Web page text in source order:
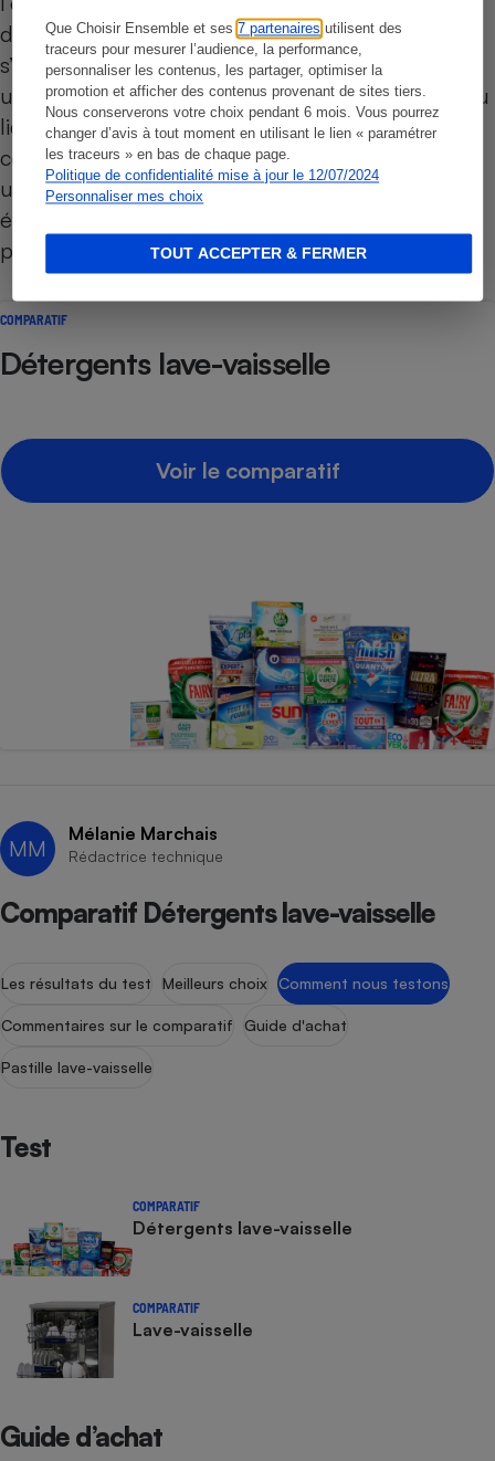
Que Choisir Ensemble et ses7 partenaires utilisent des
traceurs pour mesurer l’audience, la performance,
personnaliser les contenus, les partager, optimiser la
promotion et afficher des contenus provenant de sites tiers.
Nous conserverons votre choix pendant 6 mois. Vous pourrez
changer d’avis à tout moment en utilisant le lien « paramétrer
les traceurs » en bas de chaque page.
Politique de confidentialité mise à jour le 12/07/2024
Personnaliser mes choix
TOUT ACCEPTER & FERMER
dissoudre. Les exigences réglementaires qui
s’appliquent aux capsules de lessive portent
uniquement sur les compartiments contenants du
liquide. Nous avons étendu ce test aux
compartiments contenant de la poudre, auxquels
un enfant peut également être exposé. Notre
évaluation est toutefois un peu moins sévère
pour ces derniers.
COMPARATIF
Détergents lave-vaisselle
Voir le comparatif
MM
Mélanie Marchais
Rédactrice technique
Comparatif Détergents lave-vaisselle
Les résultats du test Meilleurs choix Comment nous testons
Commentaires sur le comparatif Guide d'achat
Pastille lave-vaisselle
Test
COMPARATIF
Détergents lave-vaisselle
COMPARATIF
Lave-vaisselle
Guide d’achat